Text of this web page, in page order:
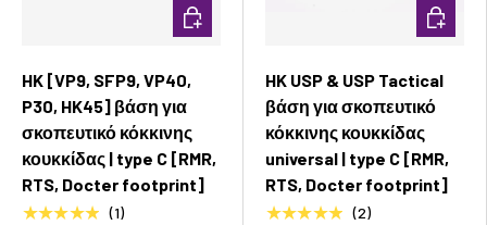
HK [VP9, SFP9, VP40,
P30, HK45] βάση για
σκοπευτικό κόκκινης
κουκκίδας | type C [RMR,
RTS, Docter footprint]
★★★★★ (1)
Προσθήκη στο καλάθι
HK USP & USP Tactical
βάση για σκοπευτικό
κόκκινης κουκκίδας
universal | type C [RMR,
RTS, Docter footprint]
★★★★★ (2)